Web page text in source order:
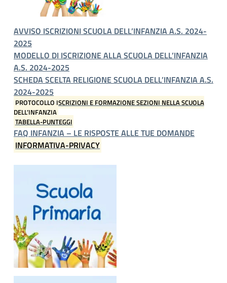
AVVISO ISCRIZIONI SCUOLA DELL’INFANZIA A.S. 2024-
2025
MODELLO DI ISCRIZIONE ALLA SCUOLA DELL’INFANZIA
A.S. 2024-2025
SCHEDA SCELTA RELIGIONE SCUOLA DELL’INFANZIA A.S.
2024-2025
PROTOCOLLO ISCRIZIONI E FORMAZIONE SEZIONI NELLA SCUOLA
DELL’INFANZIA
TABELLA-PUNTEGGI
FAQ INFANZIA – LE RISPOSTE ALLE TUE DOMANDE
INFORMATIVA-PRIVACY